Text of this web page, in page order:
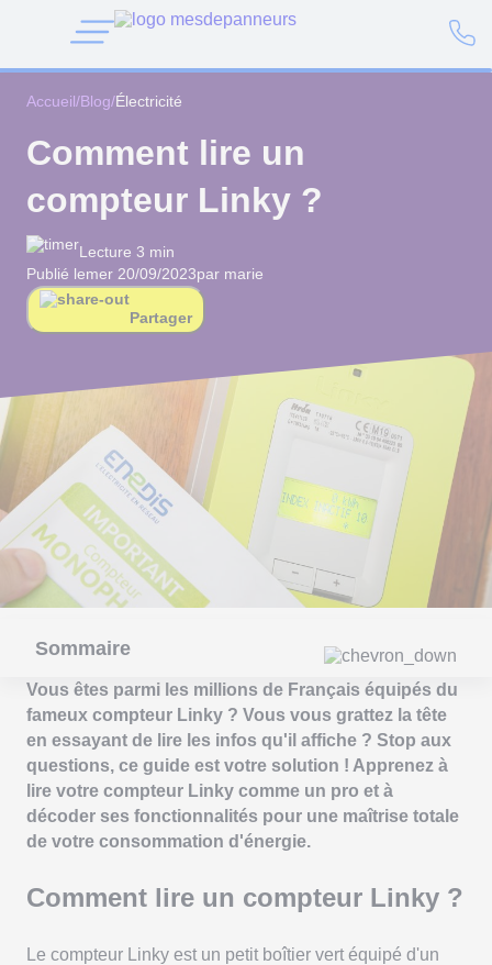
Accueil/Blog/Électricité
Comment lire un
compteur Linky ?
Lecture 3 min
Publié lemer 20/09/2023par marie
Partager
Sommaire
Vous êtes parmi les millions de Français équipés du
fameux compteur Linky ? Vous vous grattez la tête
en essayant de lire les infos qu'il affiche ? Stop aux
questions, ce guide est votre solution ! Apprenez à
lire votre compteur Linky comme un pro et à
décoder ses fonctionnalités pour une maîtrise totale
de votre consommation d'énergie.
Comment lire un compteur Linky ?
Le compteur Linky est un petit boîtier vert équipé d'un